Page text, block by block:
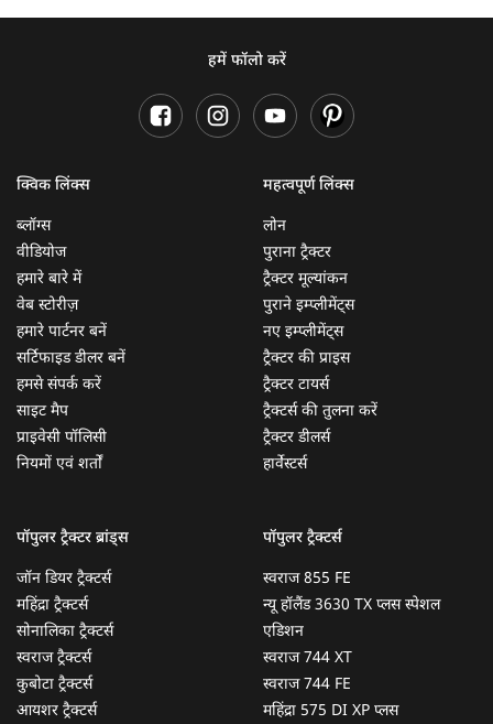
हमें फॉलो करें
क्विक लिंक्स
ब्लॉग्स
वीडियोज
हमारे बारे में
वेब स्टोरीज़
हमारे पार्टनर बनें
सर्टिफाइड डीलर बनें
हमसे संपर्क करें
साइट मैप
प्राइवेसी पॉलिसी
नियमों एवं शर्तों
महत्वपूर्ण लिंक्स
लोन
पुराना ट्रैक्टर
ट्रैक्टर मूल्यांकन
पुराने इम्प्लीमेंट्स
नए इम्प्लीमेंट्स
ट्रैक्टर की प्राइस
ट्रैक्टर टायर्स
ट्रैक्टर्स की तुलना करें
ट्रैक्टर डीलर्स
हार्वेस्टर्स
पॉपुलर ट्रैक्टर ब्रांड्स
जॉन डियर ट्रैक्टर्स
महिंद्रा ट्रैक्टर्स
सोनालिका ट्रैक्टर्स
स्वराज ट्रैक्टर्स
कुबोटा ट्रैक्टर्स
आयशर ट्रैक्टर्स
पॉपुलर ट्रैक्टर्स
स्वराज 855 FE
न्यू हॉलैंड 3630 TX प्लस स्पेशल
एडिशन
स्वराज 744 XT
स्वराज 744 FE
महिंद्रा 575 DI XP प्लस